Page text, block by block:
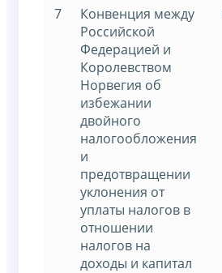
7
Конвенция между
Российской
Федерацией и
Королевством
Норвегия об
избежании
двойного
налогообложения
и
предотвращении
уклонения от
уплаты налогов в
отношении
налогов на
доходы и капитал